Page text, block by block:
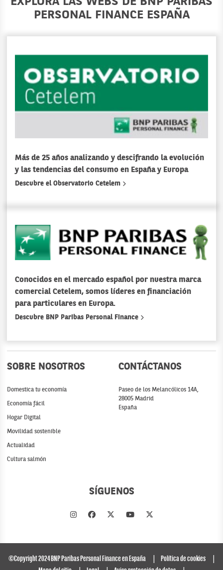
PERSONAL FINANCE ESPAÑA
Más de 25 años analizando y descifrando la evolución
y las tendencias del consumo en España y Europa
Descubre el Observatorio Cetelem
Conocidos en el mercado español por nuestra marca
comercial Cetelem, somos líderes en financiación
para particulares en Europa.
Descubre BNP Paribas Personal Finance
SOBRE NOSOTROS
Domestica tu economía
Economía fácil
Hogar Digital
Movilidad sostenible
Actualidad
Cultura salmón
CONTÁCTANOS
Paseo de los Melancólicos 14A,
28005 Madrid
España
SÍGUENOS
©Copyright 2024 BNP Paribas Personal Finance en España
Política de cookies